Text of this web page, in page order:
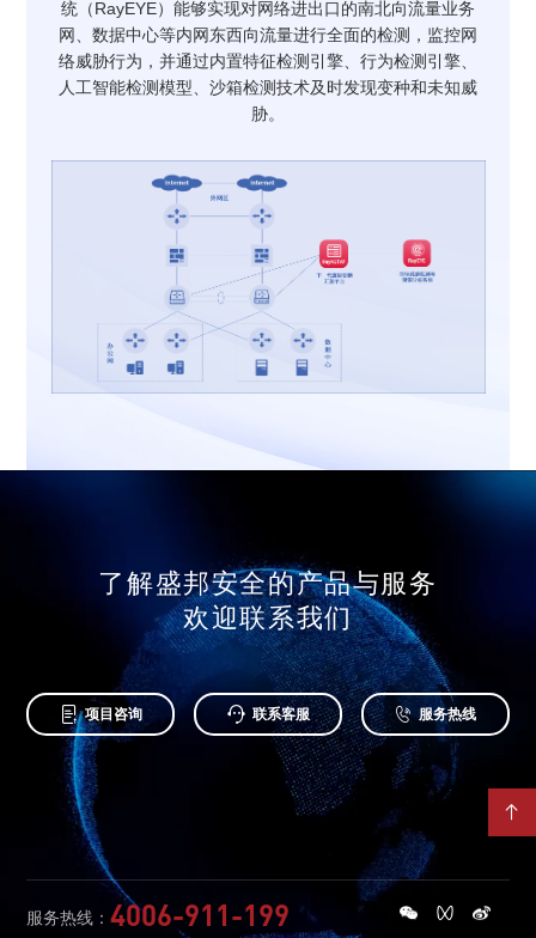
统（RayEYE）能够实现对网络进出口的南北向流量业务
网、数据中心等内网东西向流量进行全面的检测，监控网
络威胁行为，并通过内置特征检测引擎、行为检测引擎、
人工智能检测模型、沙箱检测技术及时发现变种和未知威
胁。

了解盛邦安全的产品与服务
欢迎联系我们
 项目咨询  联系客服  服务热线
服务热线：4006-911-199